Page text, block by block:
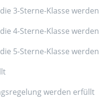
3-Sterne-Klasse
4-Sterne-Klasse
5-Sterne-Klasse
werden erfüllt